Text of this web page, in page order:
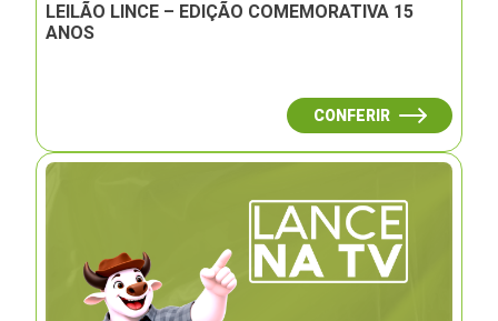
LEILÃO LINCE – EDIÇÃO COMEMORATIVA 15
ANOS
CONFERIR